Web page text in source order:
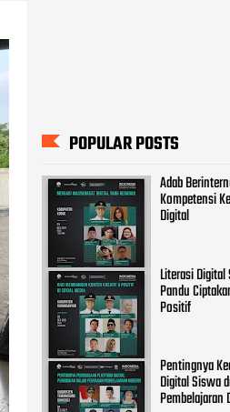
POPULAR POSTS
Adab
Kompetensi
Digital
Literasi Digital
Pandu
Positif
Pentingnya
Digital Siswa
Pembelajaran